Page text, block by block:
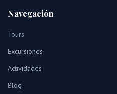
Navegación
Tours
Excursiones
Actividades
Blog